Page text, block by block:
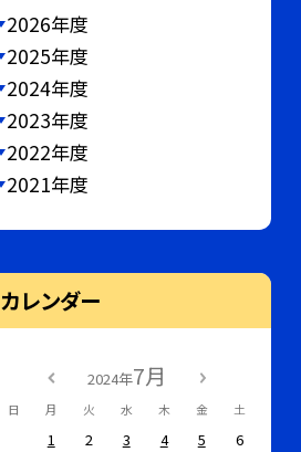
2026年度
2025年度
2024年度
2023年度
2022年度
2021年度
カレンダー
2024年7月
日 月 火 水 木 金 土
1 2 3 4 5
6